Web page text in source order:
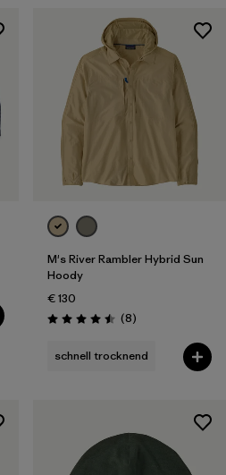
M's River Rambler Hybrid Sun
Hoody
€ 130
Bewertung: 4.5 / 5
(8Rezensionen
)
schnell trocknend